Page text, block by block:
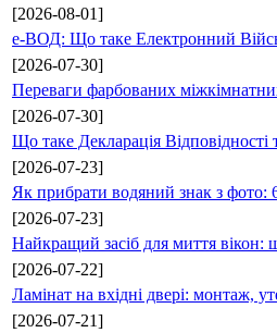
[2026-08-01]
е-ВОД: Що таке Електронний
[2026-07-30]
Переваги фарбованих
[2026-07-30]
Що таке Декларація Відповідності
[2026-07-23]
Як прибрати водяний знак з фото:
[2026-07-23]
Найкращий засіб для миття вікон:
[2026-07-22]
Ламінат на вхідні двері: монтаж,
[2026-07-21]